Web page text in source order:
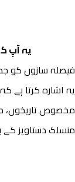
یہ آپ
فیصلہ سازوں کو
یہ اشارہ کرتا ہے
مخصوص تاریخوں،
منسلک دستاویز